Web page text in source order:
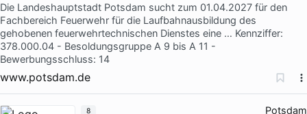
Die Landeshauptstadt Potsdam sucht zum 01.04.2027 für den
Fachbereich Feuerwehr für die Laufbahnausbildung des
gehobenen feuerwehrtechnischen Dienstes eine … Kennziffer:
378.000.04 - Besoldungsgruppe A 9 bis A 11 -
Bewerbungsschluss: 14
www.potsdam.de
Potsdam
8